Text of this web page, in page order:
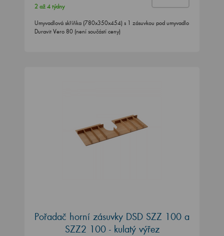
2 až 4 týdny
Umyvadlová skříňka (780x350x454) s 1 zásuvkou pod umyvadlo
Duravit Vero 80 (není součástí ceny)
Pořadač horní zásuvky DSD SZZ 100 a
SZZ2 100 - kulatý výřez